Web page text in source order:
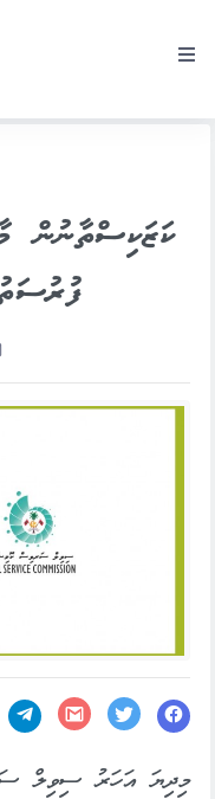
ކަޒަކިސްތާނުން
މިދިޔަ އަހަރު ސިވިލް